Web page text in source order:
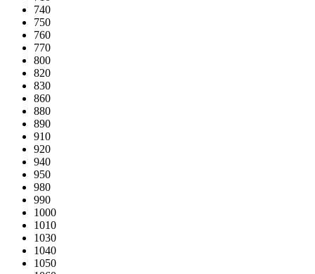
740
750
760
770
800
820
830
860
880
890
910
920
940
950
980
990
1000
1010
1030
1040
1050